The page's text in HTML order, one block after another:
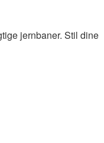
jernbaner. Stil dine